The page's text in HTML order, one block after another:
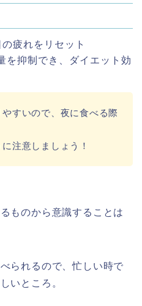
疲れをリセット
を抑制でき、ダイエット効
すいので、夜に食べる際
注意しましょう！
ものから意識することは
られるので、忙しい時で
いところ。